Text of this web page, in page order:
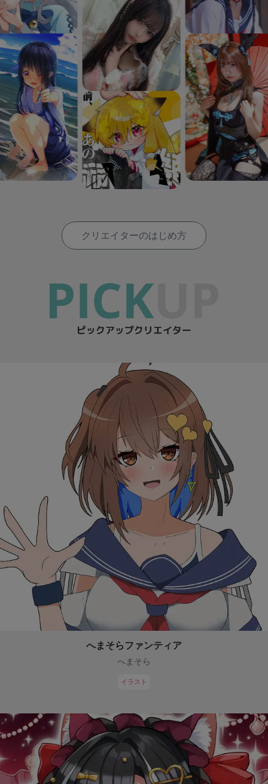
クリエイターのはじめ方
へまそらファンティア
へまそら
イラスト